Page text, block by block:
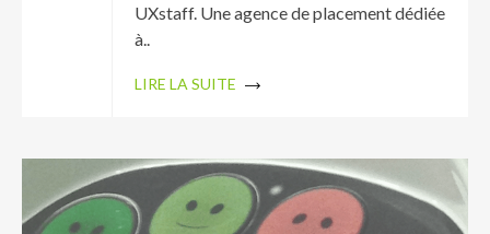
UXstaff. Une agence de placement dédiée
à..
LIRE LA SUITE